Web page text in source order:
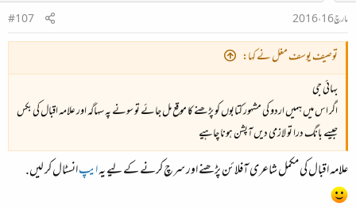
مارچ 16، 2016
#107
توصیف یوسف مغل نے کہا:
بهائی جی
اگر اس میں ہمیں اردو کی مشہور کتابوں کو پڑھنے کا موقع مل جائے تو سونے پہ سہاگہ اور علامہ اقبال کی بکس
جیسے بانگ درا تو لازمی دیں آپشن ہونا چاہیے
علامہ اقبال کی مکمل شاعری آفلائن پڑھنے اور سرچ کرنے کے لیے یہایپانسٹال کر لیں.